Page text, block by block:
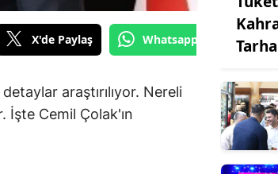
X'de Paylaş Whatsapp'tan Gönder
araştırılıyor. Nereli
İşte Cemil Çolak'ın